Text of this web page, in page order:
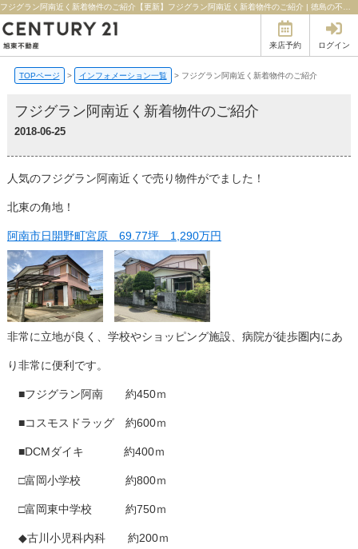
来店予約 ログイン
TOPページ > インフォメーション一覧 > フジグラン阿南近く新着物件のご紹介
フジグラン阿南近く新着物件のご紹介
2018-06-25
人気のフジグラン阿南近くで売り物件がでました！
北東の角地！
阿南市日開野町宮原 69.77坪 1,290万円
非常に立地が良く、学校やショッピング施設、病院が徒歩圏内にあ
り非常に便利です。
■フジグラン阿南 約450ｍ
■コスモスドラッグ 約600ｍ
■DCMダイキ 約400ｍ
□富岡小学校 約800ｍ
□富岡東中学校 約750ｍ
◆古川小児科内科 約200ｍ